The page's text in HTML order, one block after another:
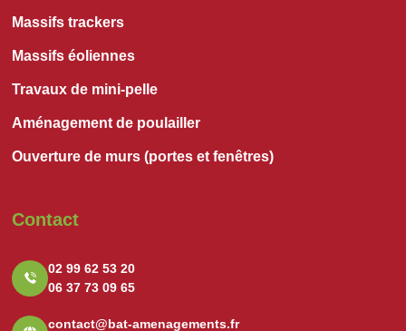
Massifs trackers
Massifs éoliennes
Travaux de mini-pelle
Aménagement de poulailler
Ouverture de murs (portes et fenêtres)
Contact
02 99 62 53 20
06 37 73 09 65
contact@bat-amenagements.fr